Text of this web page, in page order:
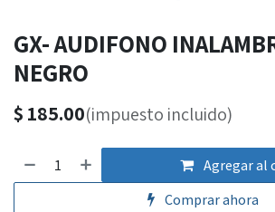
GX- AUDIFONO
NEGRO
$ 185.00(impuesto incluido)
Agregar al
Comprar ahora